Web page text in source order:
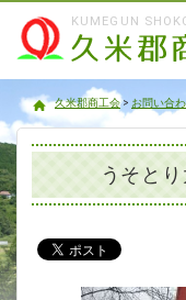
KUMEGUN
久米郡商工
久米郡商工会> お問い合
うそと